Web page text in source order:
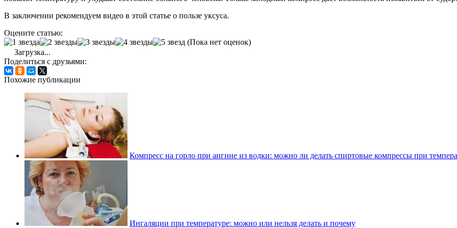
В заключении рекомендуем видео в этой статье о пользе уксуса.
Оцените статью:
(Пока нет оценок)
Загрузка...
Поделиться с друзьями:
Похожие публикации
Компресс на горло при ангине из водки: можно ли делать спиртовые компрессы при
Ингаляции при температуре: можно или нельзя делать и почему